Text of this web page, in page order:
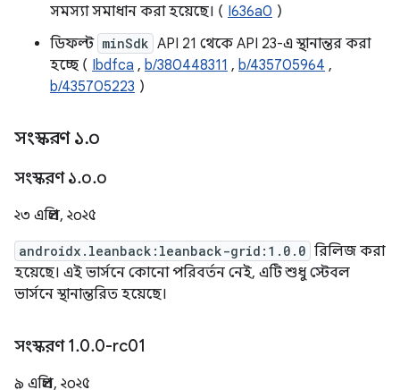
সমস্যা সমাধান করা হয়েছে। ( I636a0 )
ডিফল্ট minSdk API 21 থেকে API 23-এ স্থানান্তর করা
হচ্ছে ( Ibdfca , b/380448311 , b/435705964 ,
b/435705223 )
সংস্করণ ১.০
সংস্করণ ১.০.০
২৩ এপ্রিল, ২০২৫
androidx.leanback:leanback-grid:1.0.0 রিলিজ করা
হয়েছে। এই ভার্সনে কোনো পরিবর্তন নেই, এটি শুধু স্টেবল
ভার্সনে স্থানান্তরিত হয়েছে।
সংস্করণ 1.0.0-rc01
৯ এপ্রিল, ২০২৫